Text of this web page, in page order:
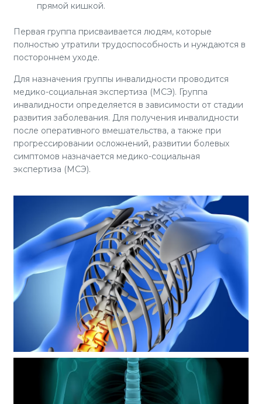
прямой кишкой.
Первая группа присваивается людям, которые
полностью утратили трудоспособность и нуждаются в
постороннем уходе.
Для назначения группы инвалидности проводится
медико-социальная экспертиза (МСЭ). Группа
инвалидности определяется в зависимости от стадии
развития заболевания. Для получения инвалидности
после оперативного вмешательства, а также при
прогрессировании осложнений, развитии болевых
симптомов назначается медико-социальная
экспертиза (МСЭ).